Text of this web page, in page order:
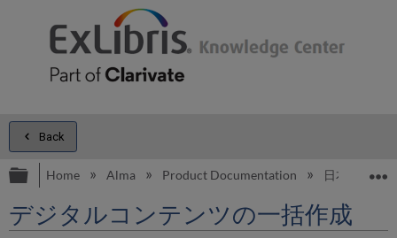
Back
Expand/collapse global hierarchy
Home Alma Product Documentation 日本語
デジタルコンテンツの一括作成